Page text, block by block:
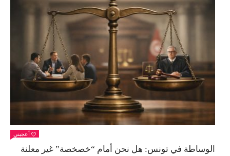
أعجبني
الوساطة في تونس: هل نحن أمام “خصخصة” غير معلنة